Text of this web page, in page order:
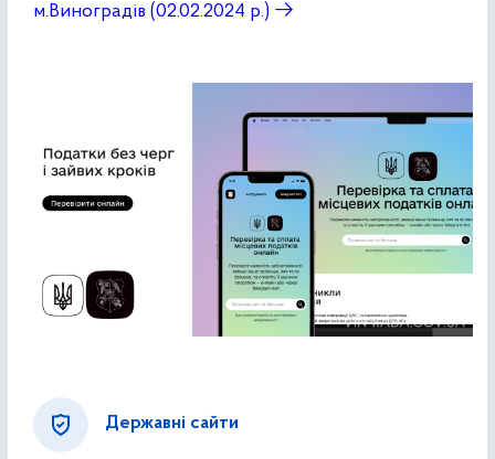
м.Виноградів (02.02.2024 р.) →
Державні сайти